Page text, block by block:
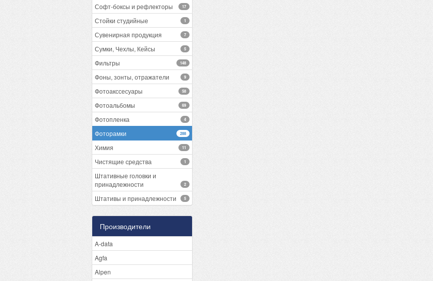
Софт-боксы и рефлекторы 17
Стойки студийные 1
Сувенирная продукция 7
Сумки, Чехлы, Кейсы 5
Фильтры 148
Фоны, зонты, отражатели 9
Фотоакссесуары 58
Фотоальбомы 69
Фотопленка 4
Фоторамки 288
Химия 11
Чистящие средства 1
Штативные головки и
принадлежности
2
Штативы и принадлежности 5
Производители
A-data
Agfa
Alpen